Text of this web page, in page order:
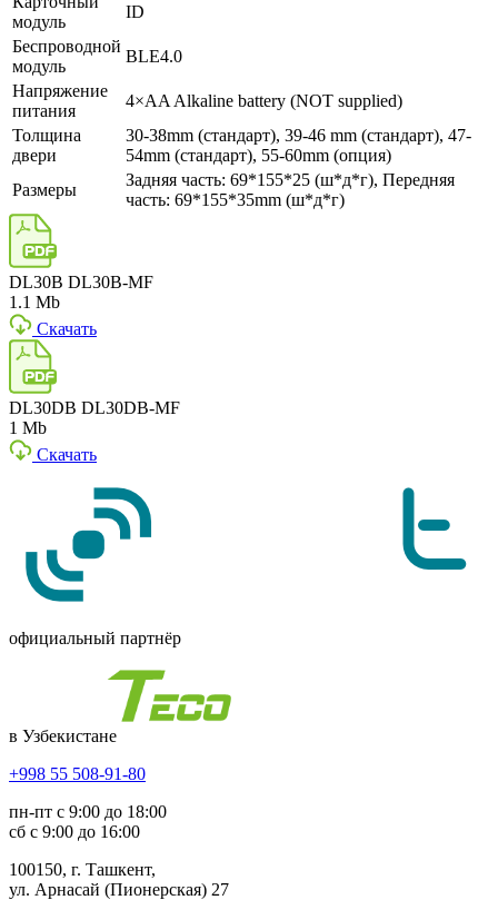
модуль
ID
Беспроводной
модуль
BLE4.0
Напряжение
питания
4×AA Alkaline battery (NOT supplied)
Толщина
двери
30-38mm (стандарт), 39-46 mm (стандарт), 47-
54mm (стандарт), 55-60mm (опция)
Размеры
Задняя часть: 69*155*25 (ш*д*г), Передняя
часть: 69*155*35mm (ш*д*г)
DL30B DL30B-MF
1.1 Mb
Скачать
DL30DB DL30DB-MF
1 Mb
Скачать
официальный партнёр
в Узбекистане
+998 55 508-91-80
пн-пт с 9:00 до 18:00
сб с 9:00 до 16:00
100150, г. Ташкент,
ул. Арнасай (Пионерская) 27